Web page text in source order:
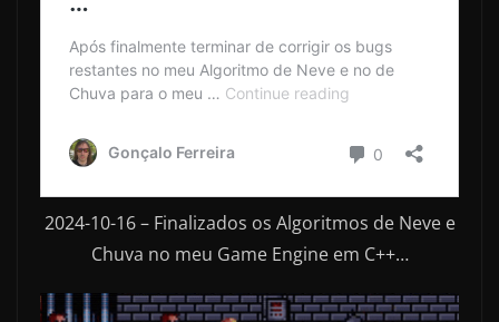
2024-10-16 – Finalizados os Algoritmos de Neve e
Chuva no meu Game Engine em C++…